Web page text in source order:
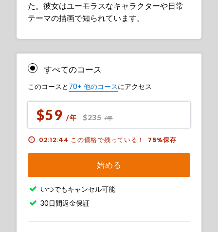
た。彼女はユーモラスなキャラクターや日常
テーマの描画で知られています。
すべてのコース
このコースと 70+ 他のコースにアクセス
$59 /年 $235/年
02:12:43 この価格で残っている！ 75%保存
始める
いつでもキャンセル可能
30日間返金保証